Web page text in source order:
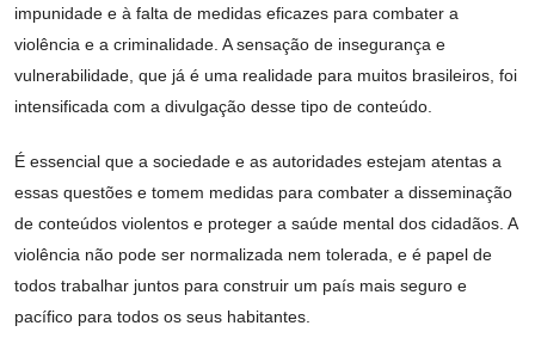
impunidade e à falta de medidas eficazes para combater a
violência e a criminalidade. A sensação de insegurança e
vulnerabilidade, que já é uma realidade para muitos brasileiros, foi
intensificada com a divulgação desse tipo de conteúdo.
É essencial que a sociedade e as autoridades estejam atentas a
essas questões e tomem medidas para combater a disseminação
de conteúdos violentos e proteger a saúde mental dos cidadãos. A
violência não pode ser normalizada nem tolerada, e é papel de
todos trabalhar juntos para construir um país mais seguro e
pacífico para todos os seus habitantes.